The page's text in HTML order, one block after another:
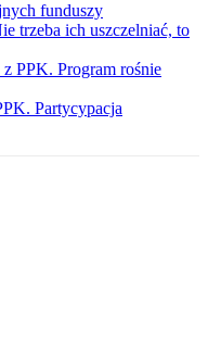
funduszy
trzeba ich uszczelniać, to
PPK. Program rośnie
Partycypacja